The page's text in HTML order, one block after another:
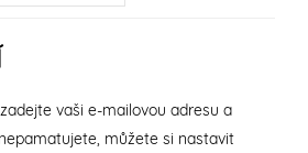
vaši e-mailovou adresu a
můžete si nastavit